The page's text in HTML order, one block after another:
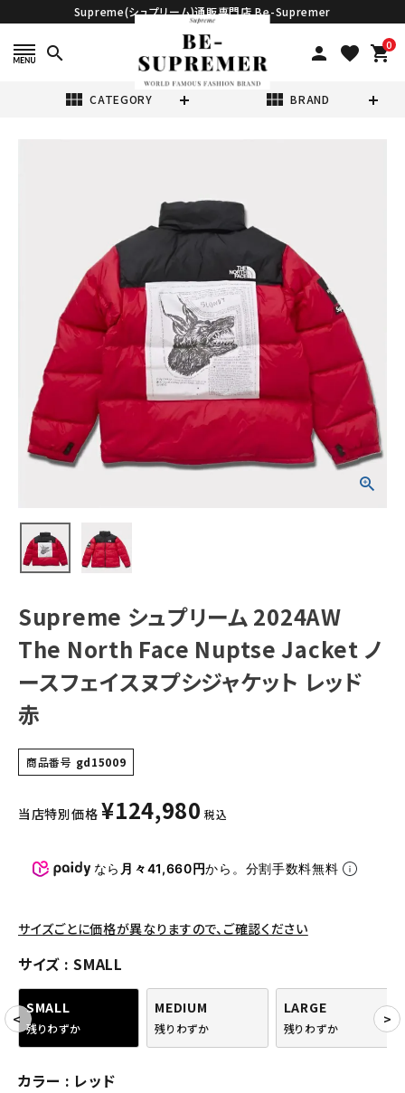
Supreme(シュプリーム)通販専門店 Be-Supremer
search person favorite 0
shopping_cart
view_module CATEGORY view_module BRAND
Supreme シュプ
リーム 2024AW
The North
Face Nuptse
Jacket ノースフ
ェイスヌプシジャ
ケット レッド 赤
¥124,980
(税込)
NEW ITEMS
Tシャツ・ロングスリーブ
パーカー・トレーナー
ジャケット・アウター
キャップ・ハット
ニット帽・ビーニー
その他バッグ類
アクセサリー
ACCOUNT MENU
Supreme シュプリーム 2024AW
The North Face Nuptse Jacket ノ
ースフェイスヌプシジャケット レッド
赤
商品番号 gd15009
当店特別価格 ¥124,980 税込
なら 月々41,660円から。分割手数料無料
サイズごとに価格が異なりますので、ご確認ください
サイズ SMALL
SMALL
残りわずか
MEDIUM
残りわずか
LARGE
残りわずか
カラー レッド